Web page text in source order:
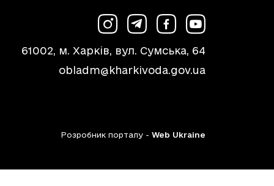
61002, м. Харків, вул. Сумська, 64
obladm@kharkivoda.gov.ua
Розробник порталу - Web Ukraine